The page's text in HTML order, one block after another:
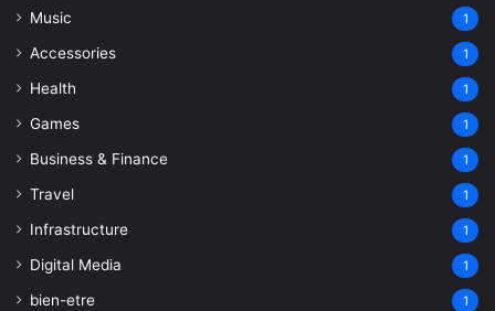
Music 1
Accessories 1
Health 1
Games 1
Business & Finance 1
Travel 1
Infrastructure 1
Digital Media 1
bien-etre 1